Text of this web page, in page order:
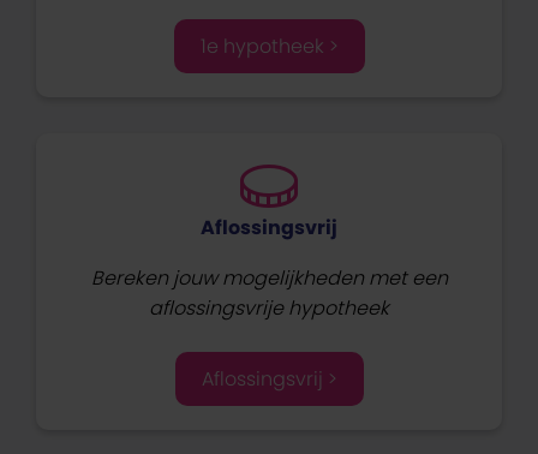
1e hypotheek >
Aflossingsvrij
Bereken jouw mogelijkheden met een
aflossingsvrije hypotheek
Aflossingsvrij >